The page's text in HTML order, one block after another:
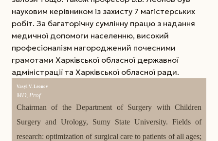
науковим керівником із захисту 7 магістерських
робіт. За багаторічну сумлінну працю з надання
медичної допомоги населенню, високий
професіоналізм нагороджений почесними
грамотами Харківської обласної державної
адміністрації та Харківської обласної ради.
Vasyl V. Leonov
MD, Prof.
Chairman of the Department of Surgery with Children
Surgery and Urology, Sumy State University. Fields of
research: optimization of surgical care to patients of all ages;